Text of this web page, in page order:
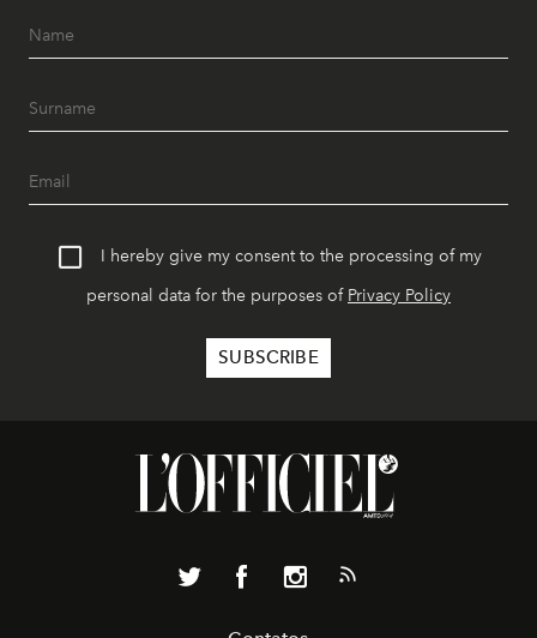
I hereby give my consent to the processing of my
personal data for the purposes of Privacy Policy